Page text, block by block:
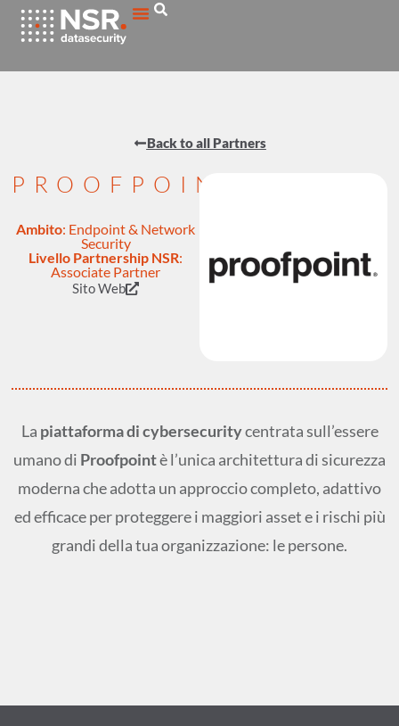
Back to all Partners
PROOFPOINT
Ambito: Endpoint & Network
Security
Livello Partnership NSR:
Associate Partner
Sito Web
La piattaforma di cybersecuritycentrata sull’essere
umano di Proofpointè l’unica architettura di sicurezza
moderna che adotta un approccio completo, adattivo
ed efficace per proteggere i maggiori asset e i rischi più
grandi della tua organizzazione: le persone.